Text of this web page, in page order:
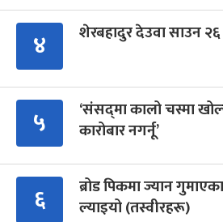
४ शेरबहादुर देउवा साउन
५
‘संसद्‍मा कालो चस्मा
कारोबार नगर्नू’
६
ब्रोड पिकमा ज्यान
ल्याइयो (तस्वीरहरू)